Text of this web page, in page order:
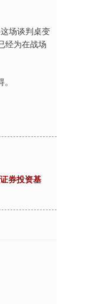
场谈判桌变
经为在战场
券投资基